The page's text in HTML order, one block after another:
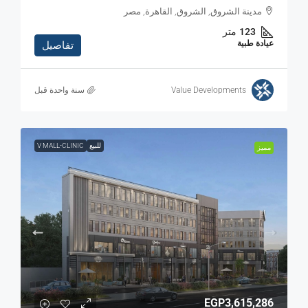
مدينة الشروق, الشروق, القاهرة, مصر
123 متر
عيادة طبية تفاصيل
Value Developments ‏سنة واحدة قبل
مميز للبيع V MALL-CLINIC
EGP3,615,286